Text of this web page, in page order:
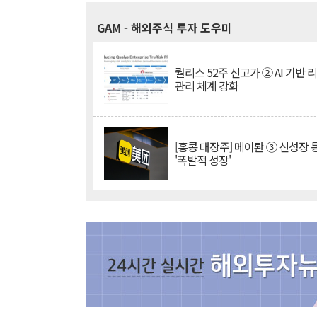
GAM - 해외주식 투자 도우미
퀄리스 52주 신고가 ② AI 기반
관리 체계 강화
[홍콩 대장주] 메이퇀 ③ 신성장
'폭발적 성장'